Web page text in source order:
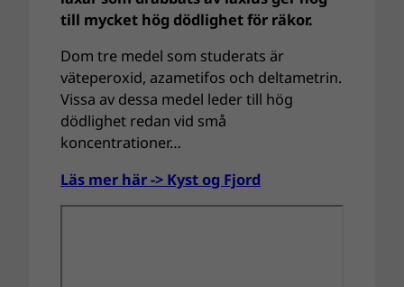
till mycket hög dödlighet för räkor.
Dom tre medel som studerats är
väteperoxid, azametifos och deltametrin.
Vissa av dessa medel leder till hög
dödlighet redan vid små
koncentrationer…
Läs mer här -> Kyst og Fjord